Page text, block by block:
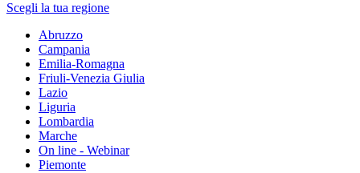
Scegli la tua regione
Abruzzo
Campania
Emilia-Romagna
Friuli-Venezia Giulia
Lazio
Liguria
Lombardia
Marche
On line - Webinar
Piemonte